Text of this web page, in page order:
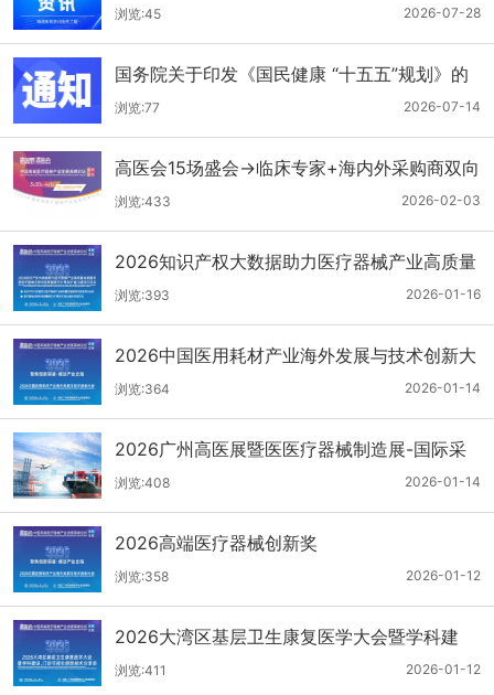
年7月21-27日）
2026-07-28
浏览:45
国务院关于印发《国民健康 “十五五”规划》的
通知
2026-07-14
浏览:77
高医会15场盛会→临床专家+海内外采购商双向
对接
2026-02-03
浏览:433
2026知识产权大数据助力医疗器械产业高质量
发展服务暨医疗器械注册申报质量提升与'零发
补'能力建设交流会
2026-01-16
浏览:393
2026中国医用耗材产业海外发展与技术创新大
会
2026-01-14
浏览:364
2026广州高医展暨医医疗器械制造展-国际采
购商名单第二批公布
2026-01-14
浏览:408
2026高端医疗器械创新奖
2026-01-12
浏览:358
2026大湾区基层卫生康复医学大会暨学科建
设、门诊可视化微创技术分享会
2026-01-12
浏览:411